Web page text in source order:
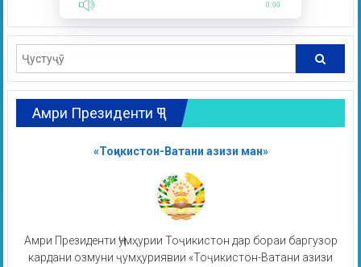
0:00
Амри Президенти ҶТ
«Тоҷикистон-Ватани азизи ман»
Амри Президенти Ҷумҳурии Тоҷикистон дар бораи баргузор
кардани озмуни ҷумҳуриявии «Тоҷикистон-Ватани азизи